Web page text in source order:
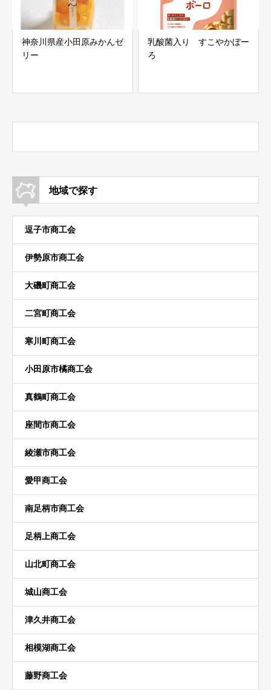
神奈川県産小田原みかんゼ
リー
乳酸菌入り すこやかぼー
ろ
地域で探す
逗子市商工会
伊勢原市商工会
大磯町商工会
二宮町商工会
寒川町商工会
小田原市橘商工会
真鶴町商工会
座間市商工会
綾瀬市商工会
愛甲商工会
南足柄市商工会
足柄上商工会
山北町商工会
城山商工会
津久井商工会
相模湖商工会
藤野商工会